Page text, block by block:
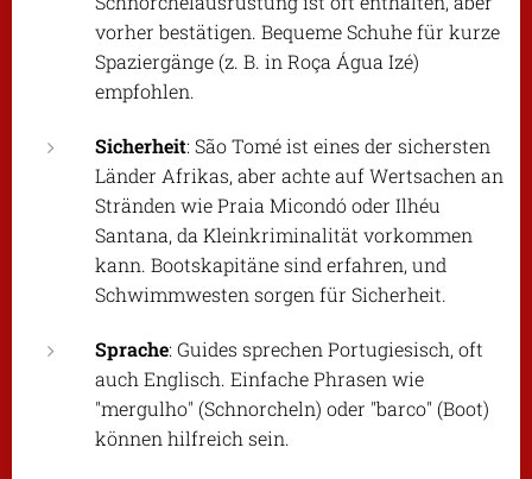
vorher bestätigen. Bequeme Schuhe für kurze
Spaziergänge (z. B. in Roça Água Izé)
empfohlen.
Sicherheit: São Tomé ist eines der sichersten
Länder Afrikas, aber achte auf Wertsachen an
Stränden wie Praia Micondó oder Ilhéu
Santana, da Kleinkriminalität vorkommen
kann. Bootskapitäne sind erfahren, und
Schwimmwesten sorgen für Sicherheit.
Sprache: Guides sprechen Portugiesisch, oft
auch Englisch. Einfache Phrasen wie
"mergulho" (Schnorcheln) oder "barco" (Boot)
können hilfreich sein.